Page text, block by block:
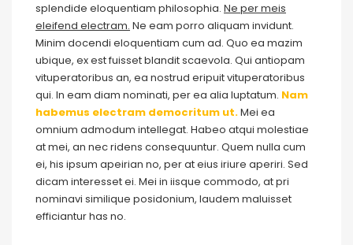
splendide eloquentiam philosophia. Ne per meis
eleifend electram. Ne eam porro aliquam invidunt.
Minim docendi eloquentiam cum ad. Quo ea mazim
ubique, ex est fuisset blandit scaevola. Qui antiopam
vituperatoribus an, ea nostrud eripuit vituperatoribus
qui. In eam diam nominati, per ea alia luptatum. Nam
habemus electram democritum ut.Mei ea
omnium admodum intellegat. Habeo atqui molestiae
at mei, an nec ridens consequuntur. Quem nulla cum
ei, his ipsum apeirian no, per at eius iriure aperiri. Sed
dicam interesset ei. Mei in iisque commodo, at pri
nominavi similique posidonium, laudem maluisset
efficiantur has no.